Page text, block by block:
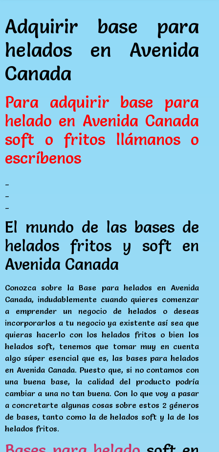
Adquirir base para
helados en Avenida
Canada
Para adquirir base para
helado en Avenida Canada
soft o fritos llámanos o
escríbenos
El mundo de las bases de
helados fritos y soft en
Avenida Canada
Conozca sobre la Base para helados en Avenida
Canada, indudablemente cuando quieres comenzar
a emprender un negocio de helados o deseas
incorporarlos a tu negocio ya existente así sea que
quieras hacerlo con los helados fritos o bien los
helados soft, tenemos que tomar muy en cuenta
algo súper esencial que es, las bases para helados
en Avenida Canada. Puesto que, si no contamos con
una buena base, la calidad del producto podría
cambiar a una no tan buena. Con lo que voy a pasar
a concretarte algunas cosas sobre estos 2 géneros
de bases, tanto como la de helados soft y la de los
helados fritos.